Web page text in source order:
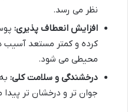
نظر می رسد.
افزایش انعطاف پذیری:
کرده و کمتر مستعد آسیب
محیطی می شود.
درخشندگی و سلامت کلی:
جوان تر و درخشان تر پیدا